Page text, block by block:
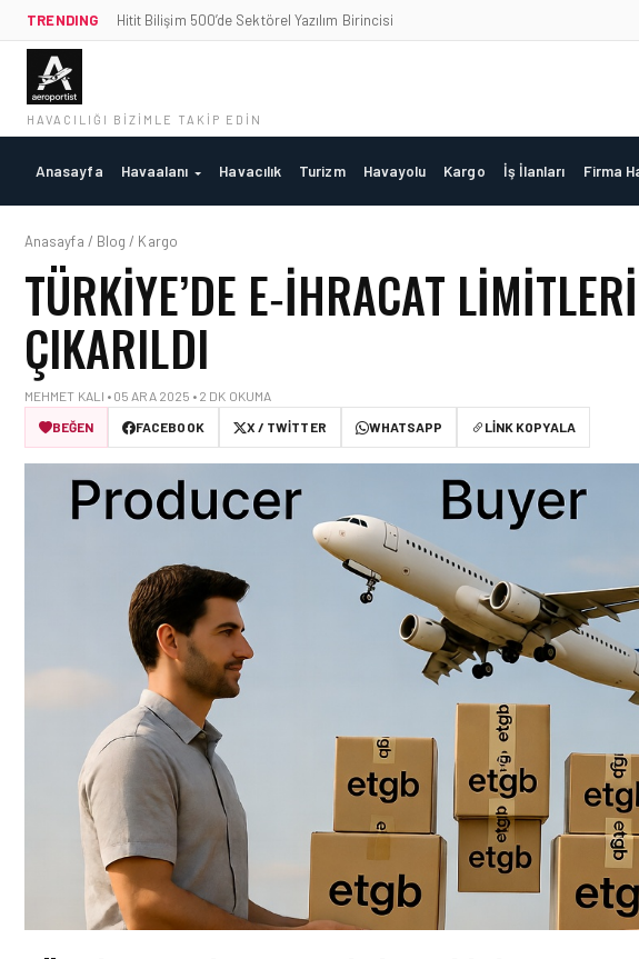
TRENDING Hitit Bilişim 500’de Sektörel Yazılım Birincisi
HAVACILIĞI BIZIMLE TAKIP EDIN
Anasayfa Havaalanı Havacılık Turizm Havayolu Kargo İş İlanları Firma
Anasayfa / Blog / Kargo
TÜRKIYE’DE E‑İHRACAT
ÇIKARILDI
MEHMET KALI • 05 ARA 2025 • 2 DK OKUMA
BEĞEN
FACEBOOK X / TWITTER WHATSAPP LINK KOPYALA